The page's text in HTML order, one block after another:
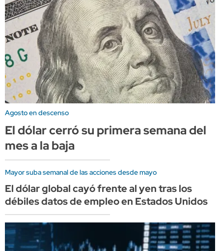
Agosto en descenso
El dólar cerró su primera semana del
mes a la baja
Mayor suba semanal de las acciones desde mayo
El dólar global cayó frente al yen tras los
débiles datos de empleo en Estados Unidos